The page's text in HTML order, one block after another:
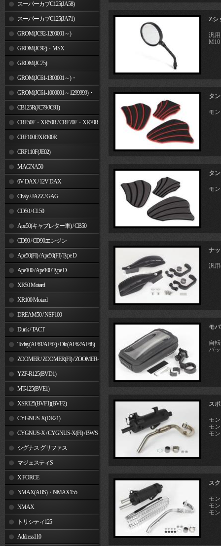
スーパーカブC125(JA58)
スーパーカブC125(JA71)
GROM(JC92-1200001～)
GROM(JC92)・MSX
GROM(MLHJC92)
GROM(JC75)
GROM(JC61-1300001～)・
MSX125SF
GROM(JC61-1000001～1299999)・
MSX125CB125R(JC79/JC91)
CRF50F・XR50R / CRF70F・XR70R
CRF100F/XR100R
CRF110F(JE02)
MAGNA50
6V DAX / 12V DAX
Chaly / JAZZ / GAG
CD50 / CL50
Ape50(キャブレター車) / CB50
CD90 / CD90エンジン
Ape50(FI) / Ape50(FI) Type D
Ape100 / Ape100 Type D
XR50 Motard
XR100 Motard
DREAM50 / NSF100
Dunk / TACT
Today(AF61/AF67) / Dio(AF62/AF68)
ZOOMER / ZOOMER(FI) / ZOOMER-
YZF-R125(BVD1)
MT-125(BVE1)
XSR125(BVF1)(BVF2)
CYGNUS-X(DR21)
CYGNUS-X / CYGNUS-X(FI) / BW'S
125 シグナス グリファス
マジェスティS
X FORCE
NMAX(ABS)・NMAX155
NMAX
トリシティ125
Address110
Zシ
汎用
タ
モ
タ
モ
ナ
汎
モ
自
バ
ス
モ
モ
モ
ス
モ
モ
モ